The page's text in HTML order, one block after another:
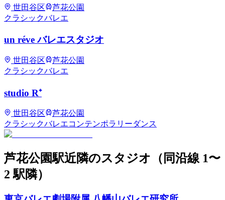
世田谷区
芦花公園
クラシックバレエ
un réve バレエスタジオ
世田谷区
芦花公園
クラシックバレエ
studio R⁺
世田谷区
芦花公園
クラシックバレエコンテンポラリーダンス
芦花公園駅近隣のスタジオ （同沿線 1〜
2 駅隣）